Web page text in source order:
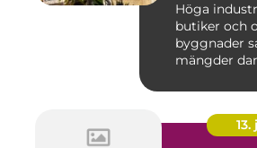
Höga
butiker och
byggnader
mängder
13.